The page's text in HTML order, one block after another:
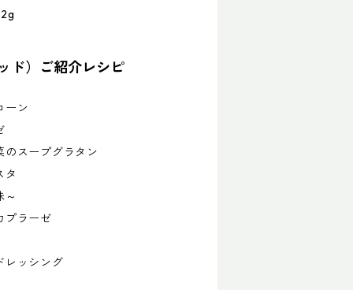
ド）ご紹介レシピ
ーン
のスープグラタン
タ
～
プラーゼ
レッシング